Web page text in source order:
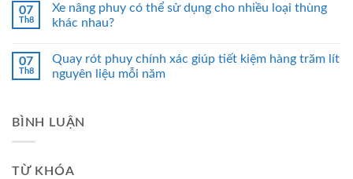
07
Th8
Xe nâng phuy có thể sử dụng cho nhiều loại thùng
khác nhau?
07
Th8
Quay rót phuy chính xác giúp tiết kiệm hàng trăm lít
nguyên liệu mỗi năm
BÌNH LUẬN
TỪ KHÓA